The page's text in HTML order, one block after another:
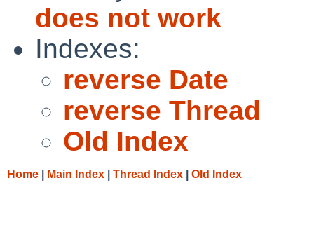
does not work
Indexes:
reverse Date
reverse Thread
Old Index
Home Main Index Thread Index Old Index